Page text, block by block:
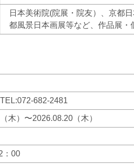
日本美術院(院展・院友）、京都
都風景日本画展等など、作品展・
072-682-2481
木）〜2026.08.20（木）
：00